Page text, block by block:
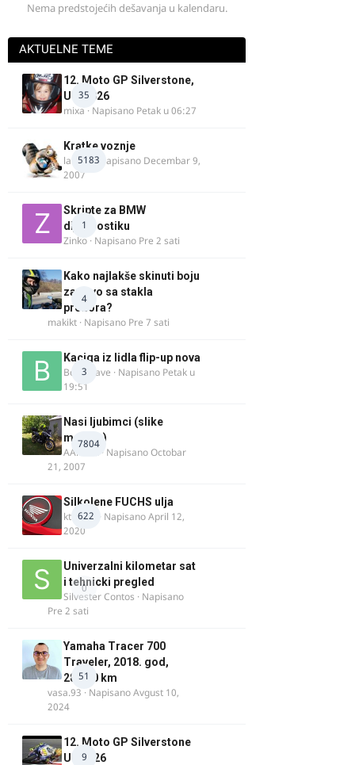
Nema predstojećih dešavanja u kalendaru.
AKTUELNE TEME
35
12. Moto GP Silverstone,
UK, 2026
mixa · Napisano Petak u 06:27
5183
Kratke voznje
lalajko· Napisano Decembar 9,
2007
1
Skripte za BMW
dijagnostiku
Zinko · Napisano Pre 2 sati
4
Kako najlakše skinuti boju
za drvo sa stakla
prozora?
makikt · Napisano Pre 7 sati
3
Kaciga iz lidla flip-up nova
Bor-i-slave · Napisano Petak u
19:51
7804
Nasi ljubimci (slike
motora)
AArnold · NapisanoOctobar
21, 2007
622
Silkolene FUCHS ulja
ktm600 · NapisanoApril 12,
2020
0
Univerzalni kilometar sat
i tehnicki pregled
Silvester Contos · Napisano
Pre 2 sati
51
Yamaha Tracer 700
Traveler, 2018. god,
28.100 km
vasa.93 · NapisanoAvgust 10,
2024
9
12. Moto GP Silverstone
UK 2026